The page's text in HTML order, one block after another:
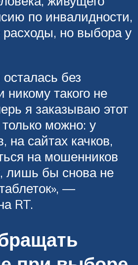
по инвалидности,
расходы, но выбора у
без
никому такого не
я заказываю этот
только можно: у
на сайтах качков,
на мошенников
лишь бы снова не
—
RT.